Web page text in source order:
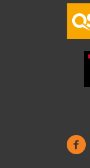
Research
Scientific
Services &
Research
Research